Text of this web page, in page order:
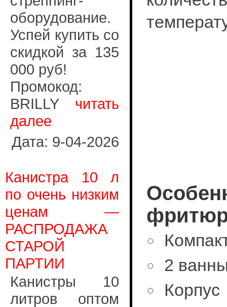
оборудование.
Успей купить со
скидкой за 135
000 руб!
Промокод:
BRILLY читать
далее
Дата: 9-04-2026
Канистра 10 л
по очень низким
ценам —
РАСПРОДАЖА
СТАРОЙ
ПАРТИИ
Канистры 10
литров оптом
2